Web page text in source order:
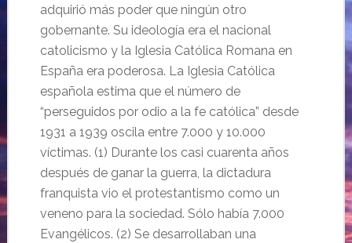
adquirió más poder que ningún otro
gobernante. Su ideología era el nacional
catolicismo y la Iglesia Católica Romana en
España era poderosa. La Iglesia Católica
española estima que el número de
“perseguidos por odio a la fe católica” desde
1931 a 1939 oscila entre 7.000 y 10.000
víctimas. (1) Durante los casi cuarenta años
después de ganar la guerra, la dictadura
franquista vio el protestantismo como un
veneno para la sociedad. Sólo había 7.000
Evangélicos. (2) Se desarrollaban una